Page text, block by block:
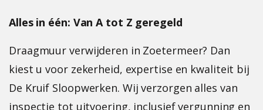
Alles in één: Van A tot Z geregeld
Draagmuur verwijderen in Zoetermeer? Dan
kiest u voor zekerheid, expertise en kwaliteit bij
De Kruif Sloopwerken. Wij verzorgen alles van
inspectie tot uitvoering, inclusief vergunning en